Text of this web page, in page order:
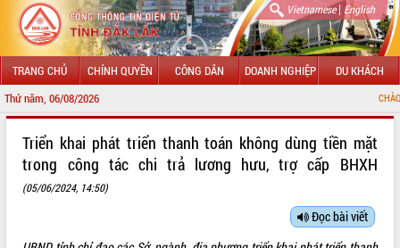
Vietnamese| English
TRANG CHỦ CHÍNH QUYỀN CÔNG DÂN DOANH NGHIỆP DU KHÁCH
Thứ năm, 06/08/2026 CHÀO MỪNG
LÃNH ĐẠO UBND TỈNH
SỞ, BAN, NGÀNH
Triển khai phát triển thanh toán không dùng tiền mặt
trong công tác chi trả lương hưu, trợ cấp BHXH
(05/06/2024, 14:50)
Đọc bài viết